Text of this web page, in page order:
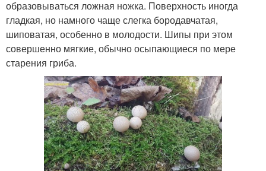
образовываться ложная ножка. Поверхность иногда
гладкая, но намного чаще слегка бородавчатая,
шиповатая, особенно в молодости. Шипы при этом
совершенно мягкие, обычно осыпающиеся по мере
старения гриба.